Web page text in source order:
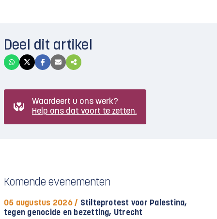
Deel dit artikel
Waardeert u ons werk?
Help ons dat voort te zetten.
Komende evenementen
05 augustus 2026 / Stilteprotest voor Palestina,
tegen genocide en bezetting, Utrecht